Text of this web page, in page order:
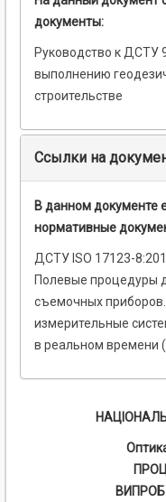
документы:
Руководство к ДСТУ
выполнению
строительстве
Ссылки на
В данном документе
нормативные
ДСТУ ISO 17123-
Полевые процедуры
съемочных
измерительные
в реальном времени